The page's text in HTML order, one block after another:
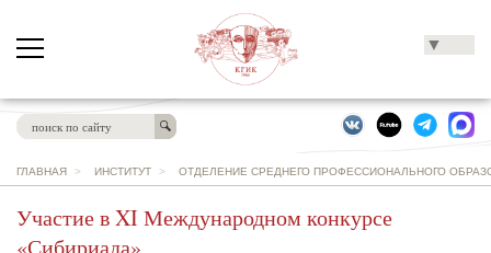
▼
ГЛАВНАЯ > ИНСТИТУТ > ОТДЕЛЕНИЕ СРЕДНЕГО ПРОФЕССИОНАЛЬНОГО
Участие в XI Международном конкурсе
«Сибириада»